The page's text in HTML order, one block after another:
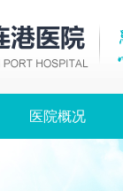
医院概况